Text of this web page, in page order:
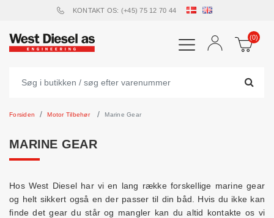
KONTAKT OS: (+45) 75 12 70 44
(0)
Forsiden Motor Tilbehør Marine Gear
MARINE GEAR
Hos West Diesel har vi en lang række forskellige marine gear
og helt sikkert også en der passer til din båd. Hvis du ikke kan
finde det gear du står og mangler kan du altid kontakte os vi